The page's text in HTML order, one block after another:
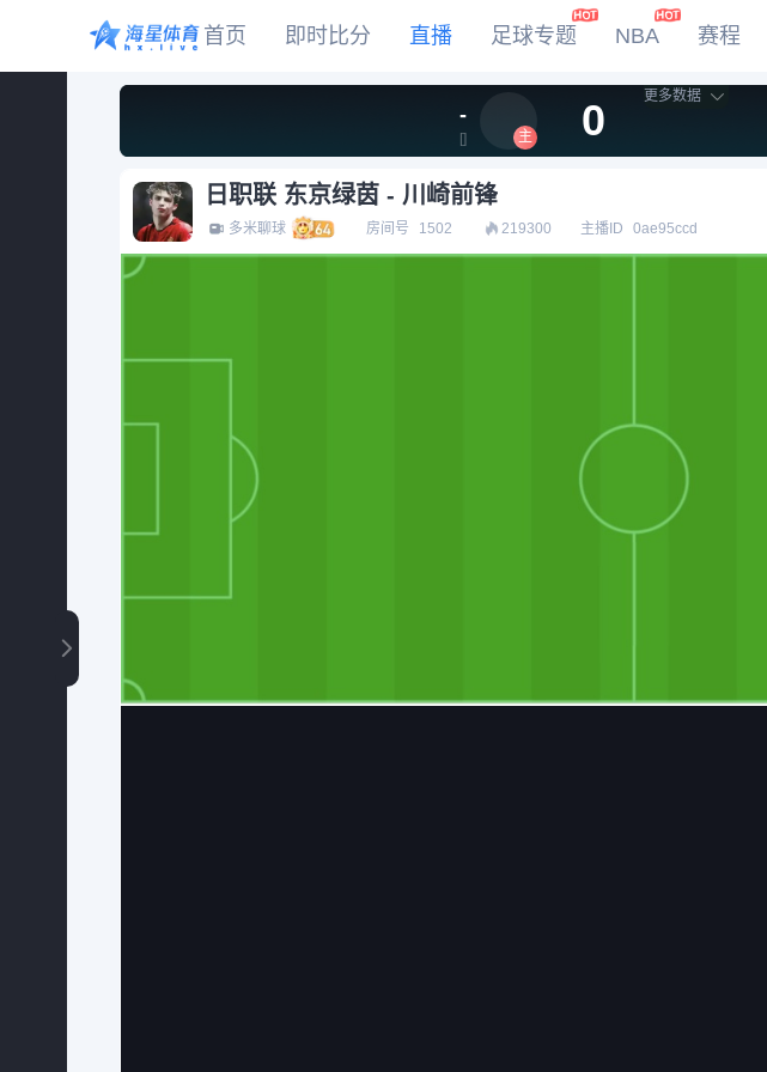
首页 即时比分
篮球比分
网球比分
意甲
德甲
西甲
CBA
WNBA
NCAA
直播
WNBA
CSGO
KOG
足球专题 NBA 赛程
篮球推荐
有料专家
社区
篮球资料库
-
[] 主 0 更多数据
日职联 东京绿茵 - 川崎前锋
多米聊球 房间号 1502 219300 主播ID 0ae95ccd